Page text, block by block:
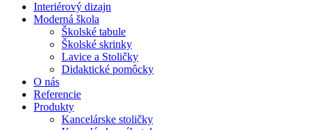
Interiérový dizajn
Moderná škola
Školské tabule
Školské skrinky
Lavice a Stoličky
Didaktické pomôcky
O nás
Referencie
Produkty
Kancelárske stoličky